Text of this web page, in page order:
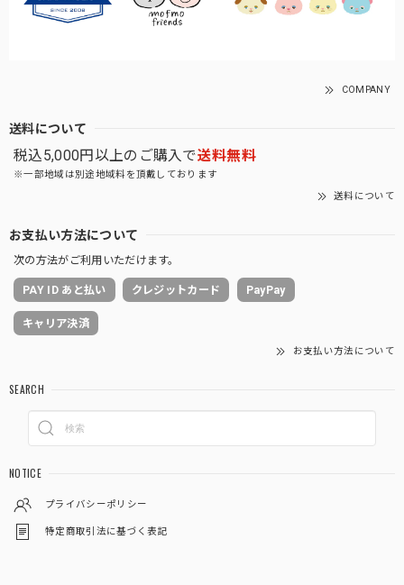
COMPANY
送料について
税込5,000円以上のご購入で送料無料
※一部地域は別途地域料を頂戴しております
送料について
お支払い方法について
次の方法がご利用いただけます。
PAY ID あと払い クレジットカード PayPay
キャリア決済
お支払い方法について
SEARCH
NOTICE
プライバシーポリシー
特定商取引法に基づく表記